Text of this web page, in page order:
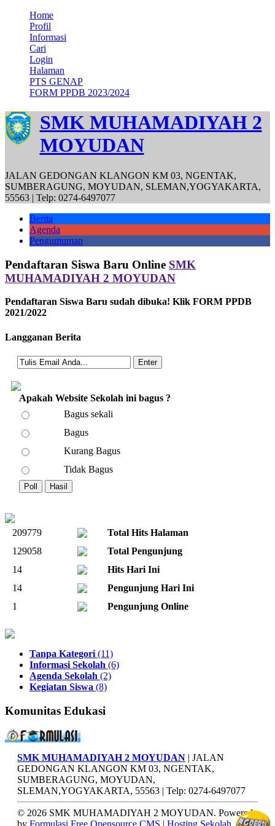
Home
Profil
Informasi
Cari
Login
Halaman
PTS GENAP
FORM PPDB 2023/2024
SMK MUHAMADIYAH 2
MOYUDAN
JALAN GEDONGAN KLANGON KM 03, NGENTAK,
SUMBERAGUNG, MOYUDAN, SLEMAN,YOGYAKARTA,
55563 | Telp: 0274-6497077
Berita
Agenda
Pengumuman
Pendaftaran Siswa Baru Online SMK
MUHAMADIYAH 2 MOYUDAN
Pendaftaran Siswa Baru sudah dibuka! Klik FORM PPDB
2021/2022
Langganan Berita
Apakah Website Sekolah ini bagus ?
Bagus sekali
Bagus
Kurang Bagus
Tidak Bagus
209779
Total Hits Halaman
129058
Total Pengunjung
14
Hits Hari Ini
14
Pengunjung Hari Ini
1
Pengunjung Online
Tanpa Kategori (11)
Informasi Sekolah (6)
Agenda Sekolah (2)
Kegiatan Siswa (8)
Komunitas Edukasi
SMK MUHAMADIYAH 2 MOYUDAN | JALAN
GEDONGAN KLANGON KM 03, NGENTAK,
SUMBERAGUNG, MOYUDAN,
SLEMAN,YOGYAKARTA, 55563 | Telp: 0274-6497077
© 2026 SMK MUHAMADIYAH 2 MOYUDAN. Powered